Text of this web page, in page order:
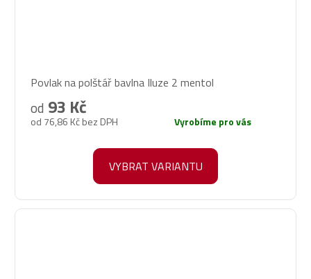
Povlak na polštář bavlna Iluze 2 mentol
od 76,86 Kč bez DPH
od 93 Kč
Vyrobíme pro vás
VYBRAT VARIANTU